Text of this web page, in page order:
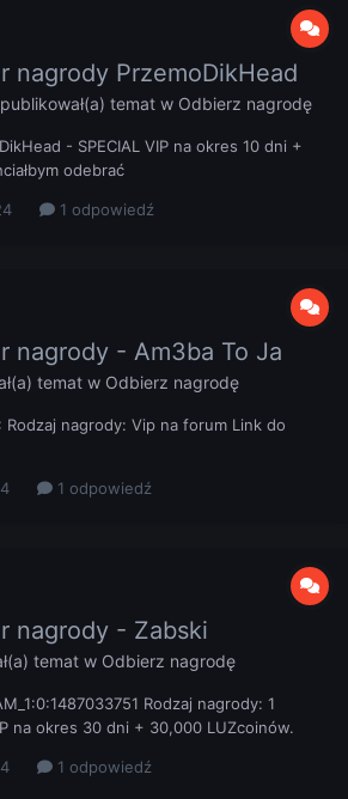
nagrody PrzemoDikHead
temat w Odbierz nagrodę
- SPECIAL VIP na okres 10 dni +
odebrać
1 odpowiedź
nagrody - Am3ba To Ja
temat w Odbierz nagrodę
Rodzaj nagrody: Vip na forum Link do
1 odpowiedź
nagrody - Zabski
temat w Odbierz nagrodę
Rodzaj nagrody: 1
na okres 30 dni + 30,000 LUZcoinów.
1 odpowiedź